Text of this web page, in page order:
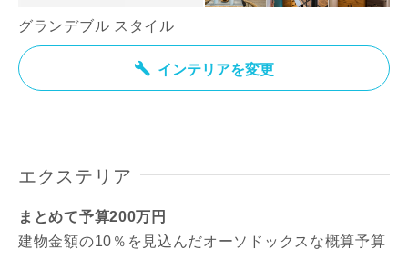
グランデブル スタイル
インテリアを変更
エクステリア
まとめて予算200万円
建物金額の10％を見込んだオーソドックスな概算予算